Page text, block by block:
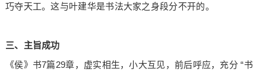
巧夺天工。这与叶建华是书法大家之身段分不开的。
三、主旨成功
《侯》书7篇29章，虚实相生，小大互见，前后呼应，充分 “书